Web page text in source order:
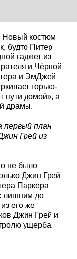
Новый костюм
будто Питер
гаджет из
и Чёрной
и ЭмДжей
горько-
пути домой», а
драмы.
первый план
Грей из
не было
Джин Грей
Паркера
лишним до
его же
Джин Грей и
ущерба.